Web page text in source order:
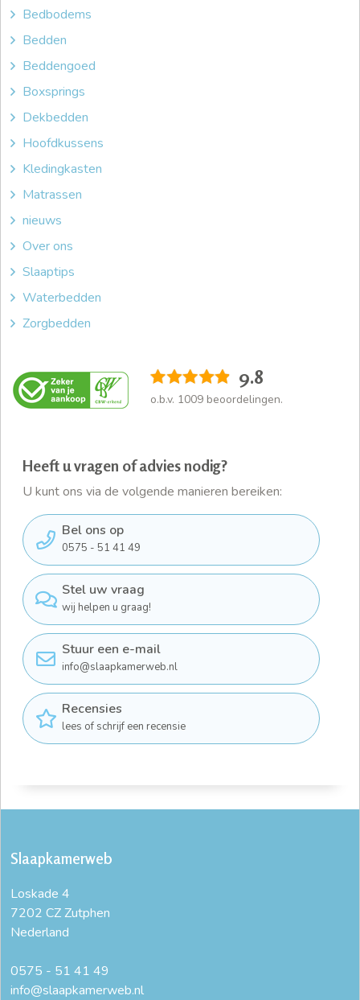
Bedbodems
Bedden
Beddengoed
Boxsprings
Dekbedden
Hoofdkussens
Kledingkasten
Matrassen
nieuws
Over ons
Slaaptips
Waterbedden
Zorgbedden
9.8
o.b.v. 1009 beoordelingen.
Heeft u vragen of advies nodig?
U kunt ons via de volgende manieren bereiken:
Bel ons op
0575 - 51 41 49
Stel uw vraag
wij helpen u graag!
Stuur een e-mail
info@slaapkamerweb.nl
Recensies
lees of schrijf een recensie
Slaapkamerweb
Loskade 4
7202 CZ Zutphen
Nederland
0575 - 51 41 49
info@slaapkamerweb.nl